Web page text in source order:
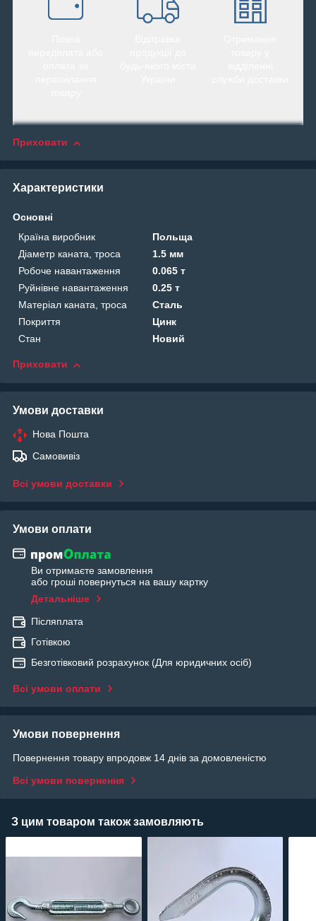
Приховати
Характеристики
Основні
Країна виробник
Польща
Діаметр каната, троса
1.5 мм
Робоче навантаження
0.065 т
Руйнівне навантаження
0.25 т
Матеріал каната, троса
Сталь
Покриття
Цинк
Стан
Новий
Приховати
Умови доставки
Нова Пошта
Самовивіз
Всі умови доставки
Умови оплати
Ви отримаєте замовлення
або гроші повернуться на вашу картку
Детальніше
Післяплата
Готівкою
Безготівковий розрахунок (Для юридичних осіб)
Всі умови оплати
Умови повернення
Повернення товару впродовж 14 днів за домовленістю
Всі умови повернення
З цим товаром також замовляють